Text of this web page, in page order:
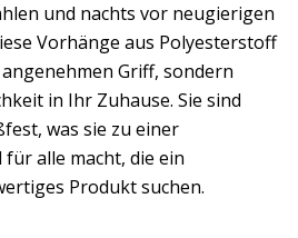
und nachts vor neugierigen
Vorhänge aus Polyesterstoff
Griff, sondern
in Ihr Zuhause. Sie sind
was sie zu einer
alle macht, die ein
Produkt suchen.